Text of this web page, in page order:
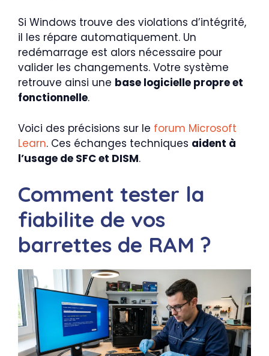
Si Windows trouve des violations d’intégrité,
il les répare automatiquement. Un
redémarrage est alors nécessaire pour
valider les changements. Votre système
retrouve ainsi une base logicielle propre et
fonctionnelle.
Voici des précisions sur le forum Microsoft
Learn. Ces échanges techniques aident à
l’usage de SFC et DISM.
Comment tester la
fiabilite de vos
barrettes de RAM ?